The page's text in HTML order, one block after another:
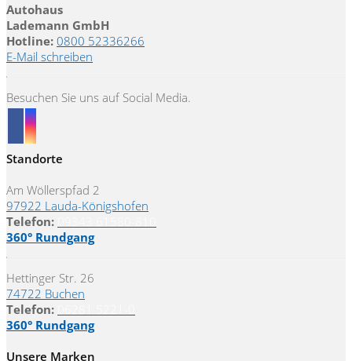
Autohaus
Lademann GmbH
Hotline: 0800 52336266
E-Mail schreiben
Besuchen Sie uns auf Social Media.
Standorte
Am Wöllerspfad 2
97922 Lauda-Königshofen
Telefon:
360° Rundgang
Hettinger Str. 26
74722 Buchen
Telefon:
360° Rundgang
Unsere Marken